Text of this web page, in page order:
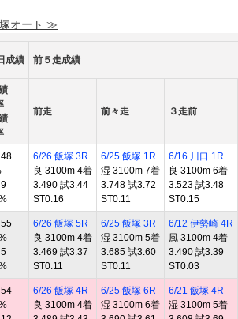
オート ≫
成績 前５走成績
前走 前々走 ３走前
6/26 飯塚 3R
良 3100m 4着
3.490 試3.44
ST0.16
6/25 飯塚 1R
湿 3100m 7着
3.748 試3.72
ST0.11
6/16 川口 1R
良 3100m 6着
3.523 試3.48
ST0.15
6/26 飯塚 5R
良 3100m 4着
3.469 試3.37
ST0.11
6/25 飯塚 3R
湿 3100m 5着
3.685 試3.60
ST0.11
6/12 伊勢崎 4R
風 3100m 4着
3.490 試3.39
ST0.03
6/26 飯塚 4R
良 3100m 4着
6/25 飯塚 6R
湿 3100m 6着
6/21 飯塚 4R
湿 3100m 5着